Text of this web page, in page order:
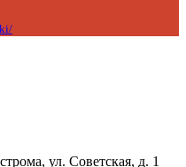
ул. Советская, д. 1